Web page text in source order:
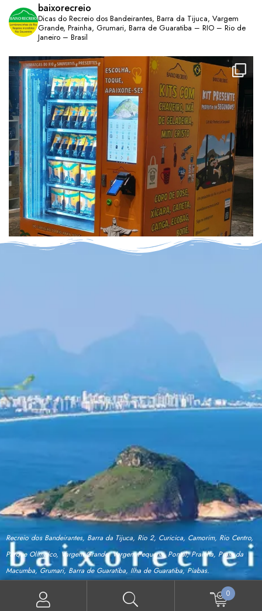
baixorecreio
Dicas do Recreio dos Bandeirantes, Barra da Tijuca, Vargem
Grande, Prainha, Grumari, Barra de Guaratiba – RIO – Rio de
Janeiro – Brasil
Recreio dos Bandeirantes, Barra da Tijuca, Rio 2, Curicica, Camorim, Rio Centro,
Parque Olímpico, Vargem Grande, Vargem Pequena, Pontal, Prainha, Praia da
Macumba, Grumari, Barra de Guaratiba, Ilha de Guaratiba, Piabas.
0